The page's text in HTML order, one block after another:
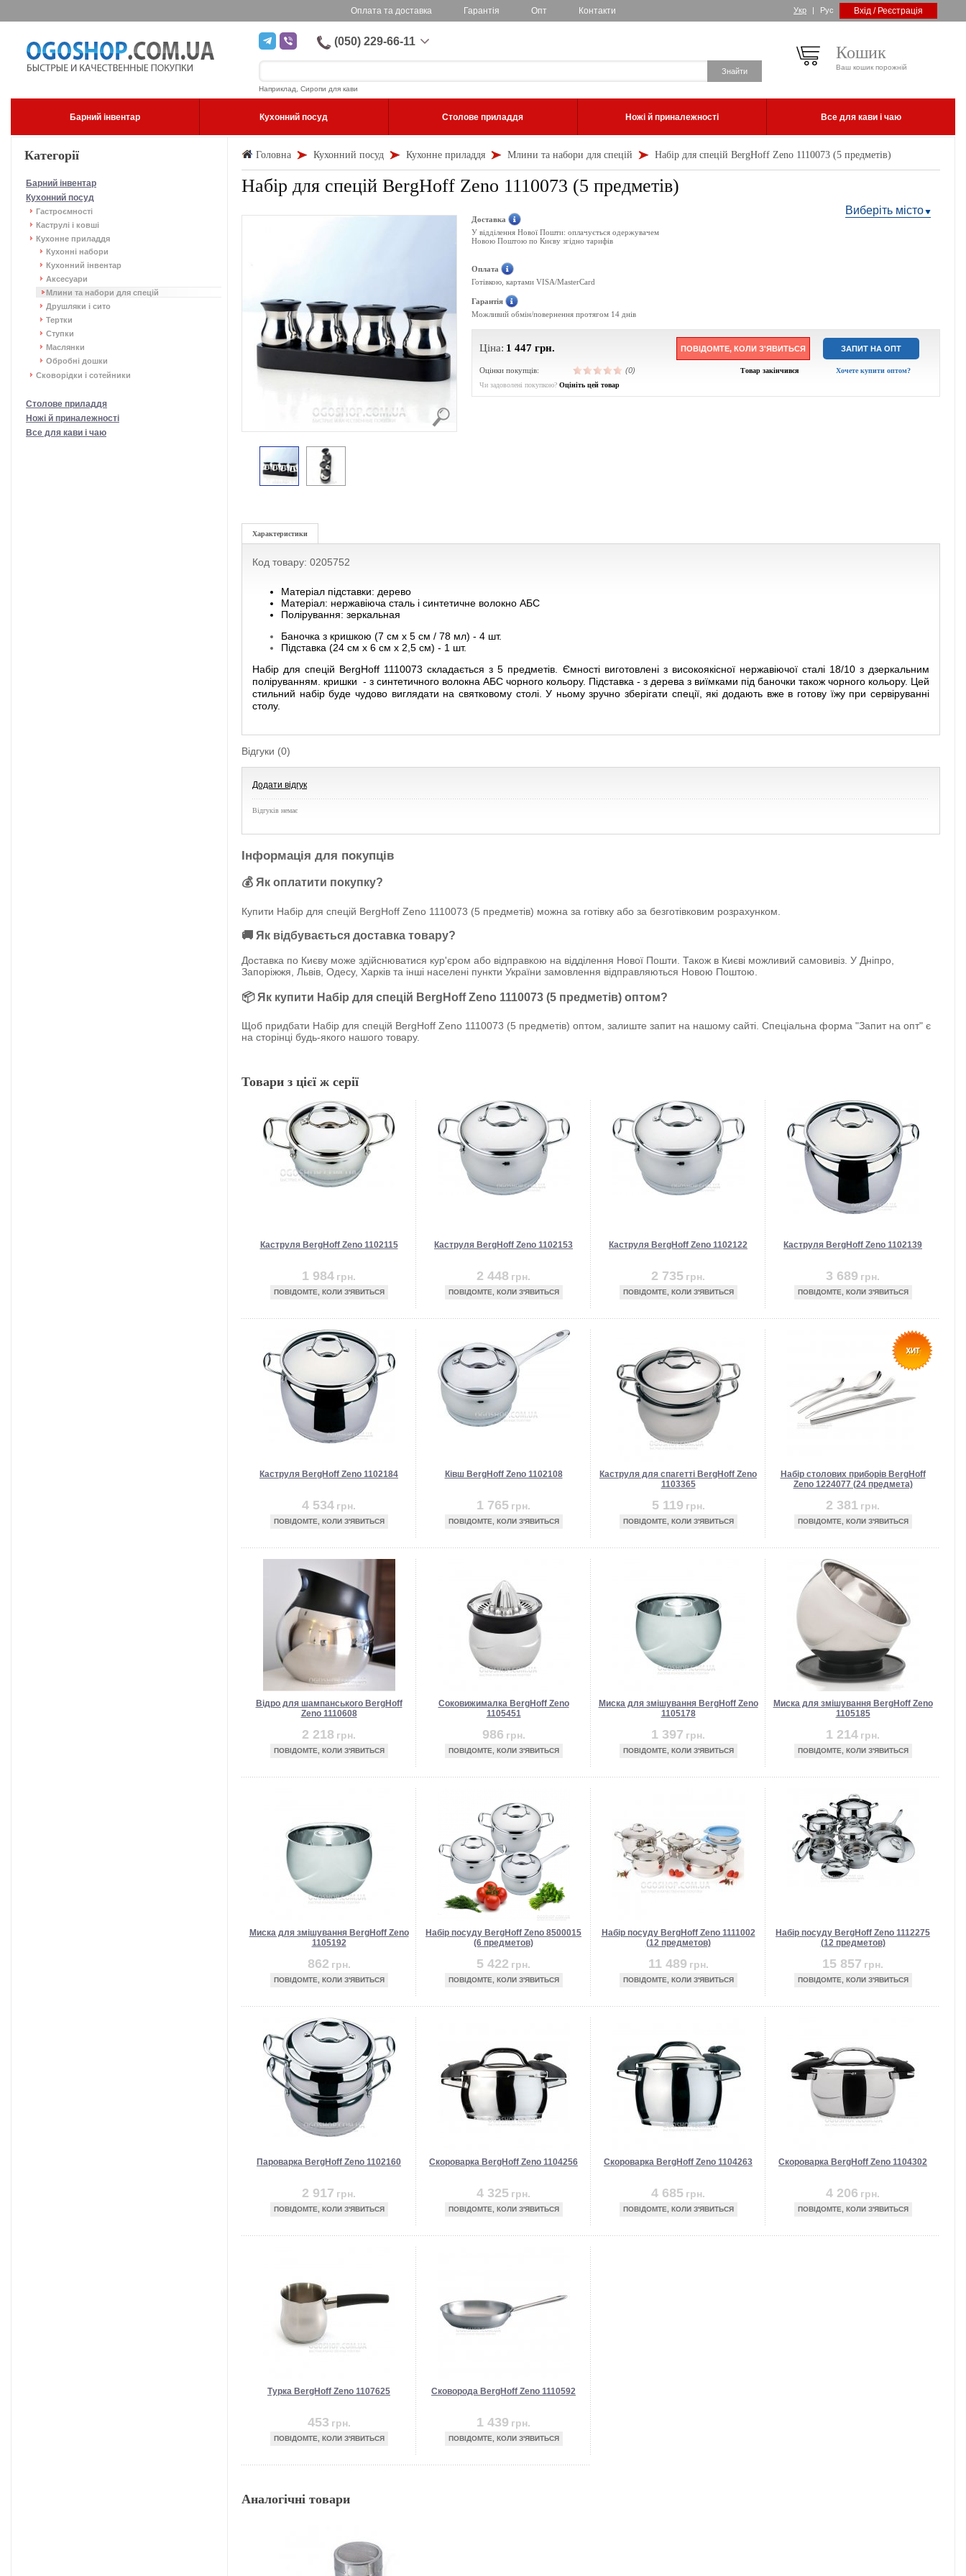
Оплата та доставка Гарантія Опт Контакти Укр | Рус Вхід / Реєстрація
(050) 229-66-11
Наприклад, Сиропи для кави
Кошик
Ваш кошик порожній
Барний інвентар Кухонний посуд Столове приладдя Ножі й приналежності Все для кави і чаю
Категорії
Барний інвентар
Кухонний посуд
Гастроємності
Каструлі і ковші
Кухонне приладдя
Кухонні набори
Кухонний інвентар
Аксесуари
Млини та набори для спецій
Друшляки і сито
Тертки
Ступки
Маслянки
Обробні дошки
Сковорідки і сотейники
Столове приладдя
Ножі й приналежності
Все для кави і чаю
Головна Кухонний посуд Кухонне приладдя Млини та набори для спецій Набір для спецій BergHoff Zeno 1110073 (5 предметів)
Набір для спецій BergHoff Zeno 1110073 (5 предметів)
Виберіть місто
Доставка
У відділення Нової Пошти: оплачується одержувачем
Новою Поштою по Києву згідно тарифів
Оплата
Готівкою, картами VISA/MasterCard
Гарантія
Можливий обмін/повернення протягом 14 днів
Ціна: 1 447 грн. ПОВІДОМТЕ, КОЛИ З'ЯВИТЬСЯ ЗАПИТ НА ОПТ
Оцінки покупців: (0) Товар закінчився
Хочете купити оптом?
Чи задоволені покупкою? Оцініть цей товар
Характеристики
Код товару: 0205752
Матеріал підставки: дерево
Матеріал: нержавіюча сталь і синтетичне волокно АБС
Полірування: зеркальная
Баночка з кришкою (7 см х 5 см / 78 мл) - 4 шт.
Підставка (24 см х 6 см х 2,5 см) - 1 шт.
Набір для спецій BergHoff 1110073 складається з 5 предметів. Ємності виготовлені з високоякісної нержавіючої сталі 18/10 з дзеркальним
поліруванням. кришки - з синтетичного волокна АБС чорного кольору. Підставка - з дерева з виїмками під баночки також чорного кольору. Цей
стильний набір буде чудово виглядати на святковому столі. У ньому зручно зберігати спеції, які додають вже в готову їжу при сервіруванні
столу.
Відгуки (0)
Додати відгук
Відгуків немає
Інформація для покупців
💰 Як оплатити покупку?
Купити Набір для спецій BergHoff Zeno 1110073 (5 предметів) можна за готівку або за безготівковим розрахунком.
🚚 Як відбувається доставка товару?
Доставка по Києву може здійснюватися кур'єром або відправкою на відділення Нової Пошти. Також в Києві можливий самовивіз. У Дніпро,
Запоріжжя, Львів, Одесу, Харків та інші населені пункти України замовлення відправляються Новою Поштою.
📦 Як купити Набір для спецій BergHoff Zeno 1110073 (5 предметів) оптом?
Щоб придбати Набір для спецій BergHoff Zeno 1110073 (5 предметів) оптом, залиште запит на нашому сайті. Спеціальна форма "Запит на опт" є
на сторінці будь-якого нашого товару.
Товари з цієї ж серії
Каструля BergHoff Zeno 1102115
1 984 грн.
ПОВІДОМТЕ, КОЛИ З'ЯВИТЬСЯ
Каструля BergHoff Zeno 1102153
2 448 грн.
ПОВІДОМТЕ, КОЛИ З'ЯВИТЬСЯ
Каструля BergHoff Zeno 1102122
2 735 грн.
ПОВІДОМТЕ, КОЛИ З'ЯВИТЬСЯ
Каструля BergHoff Zeno 1102139
3 689 грн.
ПОВІДОМТЕ, КОЛИ З'ЯВИТЬСЯ
Каструля BergHoff Zeno 1102184
4 534 грн.
ПОВІДОМТЕ, КОЛИ З'ЯВИТЬСЯ
Ківш BergHoff Zeno 1102108
1 765 грн.
ПОВІДОМТЕ, КОЛИ З'ЯВИТЬСЯ
Каструля для спагетті BergHoff Zeno
1103365
5 119 грн.
ПОВІДОМТЕ, КОЛИ З'ЯВИТЬСЯ
Набір столових приборів BergHoff
Zeno 1224077 (24 предмета)
2 381 грн.
ПОВІДОМТЕ, КОЛИ З'ЯВИТЬСЯ
Відро для шампанського BergHoff
Zeno 1110608
2 218 грн.
ПОВІДОМТЕ, КОЛИ З'ЯВИТЬСЯ
Соковижималка BergHoff Zeno
1105451
986 грн.
ПОВІДОМТЕ, КОЛИ З'ЯВИТЬСЯ
Миска для змішування BergHoff Zeno
1105178
1 397 грн.
ПОВІДОМТЕ, КОЛИ З'ЯВИТЬСЯ
Миска для змішування BergHoff Zeno
1105185
1 214 грн.
ПОВІДОМТЕ, КОЛИ З'ЯВИТЬСЯ
Миска для змішування BergHoff Zeno
1105192
862 грн.
ПОВІДОМТЕ, КОЛИ З'ЯВИТЬСЯ
Набір посуду BergHoff Zeno 8500015
(6 предметов)
5 422 грн.
ПОВІДОМТЕ, КОЛИ З'ЯВИТЬСЯ
Набір посуду BergHoff Zeno 1111002
(12 предметов)
11 489 грн.
ПОВІДОМТЕ, КОЛИ З'ЯВИТЬСЯ
Набір посуду BergHoff Zeno 1112275
(12 предметов)
15 857 грн.
ПОВІДОМТЕ, КОЛИ З'ЯВИТЬСЯ
Пароварка BergHoff Zeno 1102160
2 917 грн.
ПОВІДОМТЕ, КОЛИ З'ЯВИТЬСЯ
Скороварка BergHoff Zeno 1104256
4 325 грн.
ПОВІДОМТЕ, КОЛИ З'ЯВИТЬСЯ
Скороварка BergHoff Zeno 1104263
4 685 грн.
ПОВІДОМТЕ, КОЛИ З'ЯВИТЬСЯ
Скороварка BergHoff Zeno 1104302
4 206 грн.
ПОВІДОМТЕ, КОЛИ З'ЯВИТЬСЯ
Турка BergHoff Zeno 1107625
453 грн.
ПОВІДОМТЕ, КОЛИ З'ЯВИТЬСЯ
Сковорода BergHoff Zeno 1110592
1 439 грн.
ПОВІДОМТЕ, КОЛИ З'ЯВИТЬСЯ
Аналогічні товари